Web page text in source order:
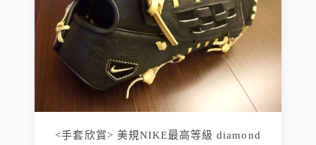
<手套欣賞> 美規NIKE最高等級 diamond